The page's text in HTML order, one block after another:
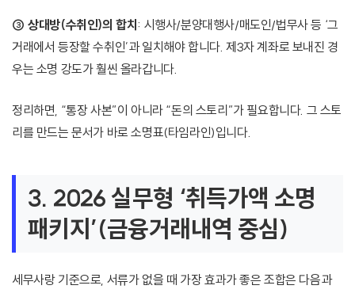
③ 상대방(수취인)의 합치 : 시행사/분양대행사/매도인/법무사 등 ‘그
거래에서 등장할 수취인’과 일치해야 합니다. 제3자 계좌로 보내진 경
우는 소명 강도가 훨씬 올라갑니다.
정리하면, “통장 사본”이 아니라 “돈의 스토리”가 필요합니다. 그 스토
리를 만드는 문서가 바로 소명표(타임라인)입니다.
3. 2026 실무형 ‘취득가액 소명
패키지’(금융거래내역 중심)
세무사랑 기준으로, 서류가 없을 때 가장 효과가 좋은 조합은 다음과